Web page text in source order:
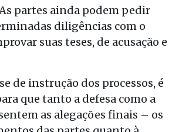
partes ainda podem pedir
diligências com o
suas teses, de acusação e
de instrução dos processos, é
que tanto a defesa como a
as alegações finais – os